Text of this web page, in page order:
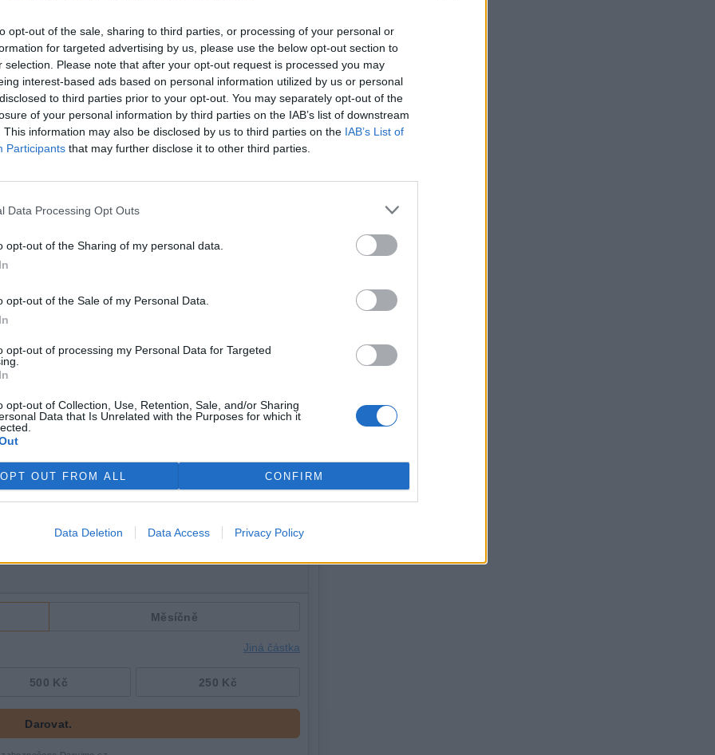
opt-out of the sale, sharing to third parties, or processing of your personal or
for targeted advertising by us, please use the below opt-out section to
selection. Please note that after your opt-out request is processed you may
interest-based ads based on personal information utilized by us or personal
to third parties prior to your opt-out. You may separately opt-out of the
of your personal information by third parties on the IAB’s list of downstream
This information may also be disclosed by us to third parties on the IAB’s List of
Participants that may further disclose it to other third parties.
Data Processing Opt Outs
opt-out of the Sharing of my personal data.
opt-out of the Sale of my Personal Data.
opt-out of processing my Personal Data for Targeted
opt-out of Collection, Use, Retention, Sale, and/or Sharing
Data that Is Unrelated with the Purposes for which it
OPT OUT FROM ALL CONFIRM
Data Deletion Data Access Privacy Policy
které postupně zarostly. S některými zemědělci se
na jejich pestrost. Třeba na loukách v Mikulčicích nebo
nepokosené části tak, aby dostaly šanci na přežití
hmyzu," popsal Riedl.
kosení luk, která narážela na zemědělské dotace.
přístup, což je někdy obtížné podchytit díky
vedoucí správy.
aut do území. "Mnozí lidé byli zvyklí si zajet autem
Zatím však nemáme dostatečné kapacity strážců
v celém rozsahu. V současnosti tak můžeme pouze
CHKO zatím výrazně nezvýšila. Správa dosud
možný růst. "Trend růstu návštěvnosti je
území chráněné, nebo ne. Proto se zamýšlíme nad
uvedl Riedl.
"Návštěvník dnes může na jednom místě vidět vedle
cedulí. My bychom rádi spolu s obcemi a případně
infrastrukturu. Prozatím jsme začali s řešením
návštěvník dostal základní informace jak o přírodních
Riedl.